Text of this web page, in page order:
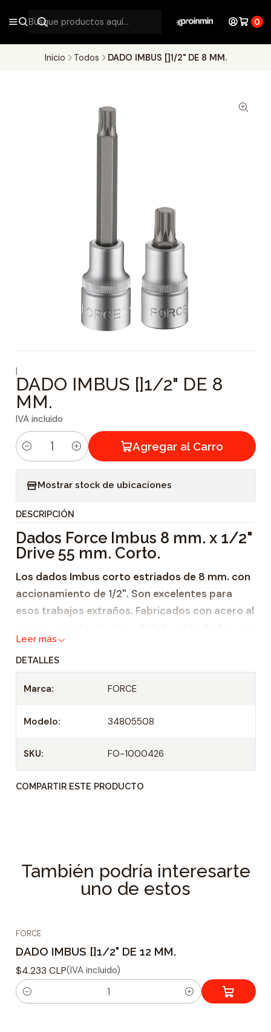
0
Inicio Todos DADO IMBUS []1/2" DE 8 MM.
|
DADO IMBUS []1/2" DE 8
MM.
IVA incluido
C
i
d
a
d
Agregar al Carro
Mostrar stock de ubicaciones
DESCRIPCIÓN
Dados Force Imbus 8 mm. x 1/2"
Drive 55 mm. Corto.
Los dados Imbus corto estriados de 8 mm. con
accionamiento de 1/2". Son excelentes para
esos trabajos extraños. Fabricados con acero al
altamente resistentes a la corrosión y están
garantizados para durar.
Especificaciones
Tamaño: 8 mm.
Unidad: 1/2"
Hecho de acero al cromo vanadio
Resistente a la corrosión
Forma de punta : Imbus
Tamaño de ajuste : 1/2
Leer más
DETALLES
Marca: FORCE
Modelo: 34805508
SKU: FO-1000426
COMPARTIR ESTE PRODUCTO
También podría interesarte
uno de estos
FORCE
DADO IMBUS []1/2" DE 12 MM.
$4.233 CLP(IVA incluido)
C